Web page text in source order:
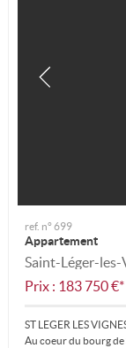
ref. n° 699
Appartement
Saint-Léger-les-
Prix : 183 750 €*
ST LEGER LES
Au coeur du bourg de